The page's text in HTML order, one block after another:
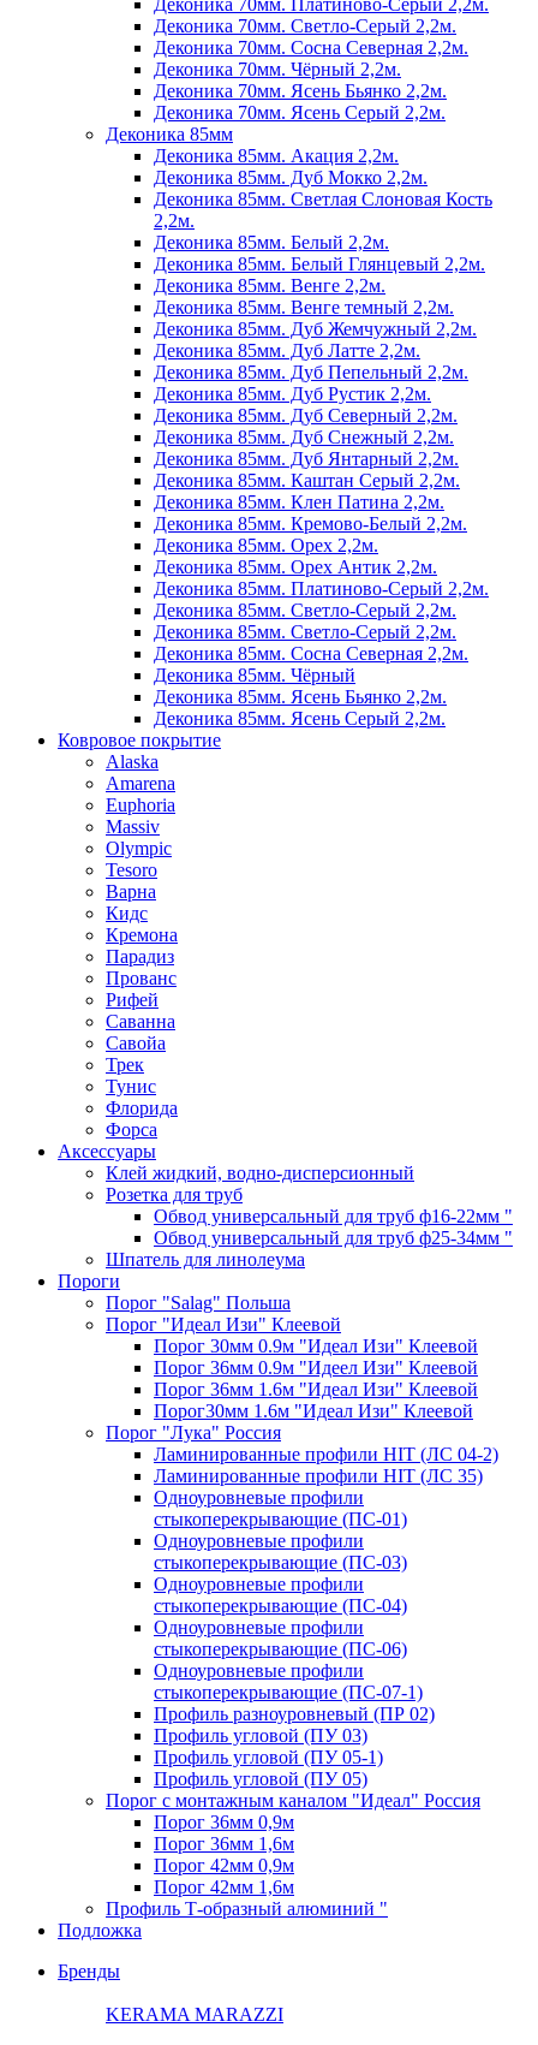
Деконика 70мм. Платиново-Серый 2,2м.
Деконика 70мм. Светло-Серый 2,2м.
Деконика 70мм. Сосна Северная 2,2м.
Деконика 70мм. Чёрный 2,2м.
Деконика 70мм. Ясень Бьянко 2,2м.
Деконика 70мм. Ясень Серый 2,2м.
Деконика 85мм
Деконика 85мм. Акация 2,2м.
Деконика 85мм. Дуб Мокко 2,2м.
Деконика 85мм. Светлая Слоновая Кость
2,2м.
Деконика 85мм. Белый 2,2м.
Деконика 85мм. Белый Глянцевый 2,2м.
Деконика 85мм. Венге 2,2м.
Деконика 85мм. Венге темный 2,2м.
Деконика 85мм. Дуб Жемчужный 2,2м.
Деконика 85мм. Дуб Латте 2,2м.
Деконика 85мм. Дуб Пепельный 2,2м.
Деконика 85мм. Дуб Рустик 2,2м.
Деконика 85мм. Дуб Северный 2,2м.
Деконика 85мм. Дуб Снежный 2,2м.
Деконика 85мм. Дуб Янтарный 2,2м.
Деконика 85мм. Каштан Серый 2,2м.
Деконика 85мм. Клен Патина 2,2м.
Деконика 85мм. Кремово-Белый 2,2м.
Деконика 85мм. Орех 2,2м.
Деконика 85мм. Орех Антик 2,2м.
Деконика 85мм. Платиново-Серый 2,2м.
Деконика 85мм. Светло-Серый 2,2м.
Деконика 85мм. Светло-Серый 2,2м.
Деконика 85мм. Сосна Северная 2,2м.
Деконика 85мм. Чёрный
Деконика 85мм. Ясень Бьянко 2,2м.
Деконика 85мм. Ясень Серый 2,2м.
Ковровое покрытие
Alaska
Amarena
Euphoria
Massiv
Olympic
Tesoro
Варна
Кидс
Кремона
Парадиз
Прованс
Рифей
Саванна
Савойа
Трек
Тунис
Флорида
Форса
Аксессуары
Клей жидкий, водно-дисперсионный
Розетка для труб
Обвод универсальный для труб ф16-22мм "
Обвод универсальный для труб ф25-34мм "
Шпатель для линолеума
Пороги
Порог "Salag" Польша
Порог "Идеал Изи" Клеевой
Порог 30мм 0.9м "Идеал Изи" Клеевой
Порог 36мм 0.9м "Идеел Изи" Клеевой
Порог 36мм 1.6м "Идеал Изи" Клеевой
Порог30мм 1.6м "Идеал Изи" Клеевой
Порог "Лука" Россия
Ламинированные профили HIT (ЛС 04-2)
Ламинированные профили HIT (ЛС 35)
Одноуровневые профили
стыкоперекрывающие (ПС-01)
Одноуровневые профили
стыкоперекрывающие (ПС-03)
Одноуровневые профили
стыкоперекрывающие (ПС-04)
Одноуровневые профили
стыкоперекрывающие (ПС-06)
Одноуровневые профили
стыкоперекрывающие (ПС-07-1)
Профиль разноуровневый (ПР 02)
Профиль угловой (ПУ 03)
Профиль угловой (ПУ 05-1)
Профиль угловой (ПУ 05)
Порог с монтажным каналом "Идеал" Россия
Порог 36мм 0,9м
Порог 36мм 1,6м
Порог 42мм 0,9м
Порог 42мм 1,6м
Профиль Т-образный алюминий "
Подложка
Бренды
KERAMA MARAZZI